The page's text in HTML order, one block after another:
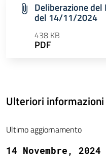
Deliberazione del
del 14/11/2024
438 KB
PDF
Ulteriori informazioni
Ultimo aggiornamento
14 Novembre, 2024